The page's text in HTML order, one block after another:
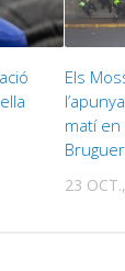
Els
matí
23